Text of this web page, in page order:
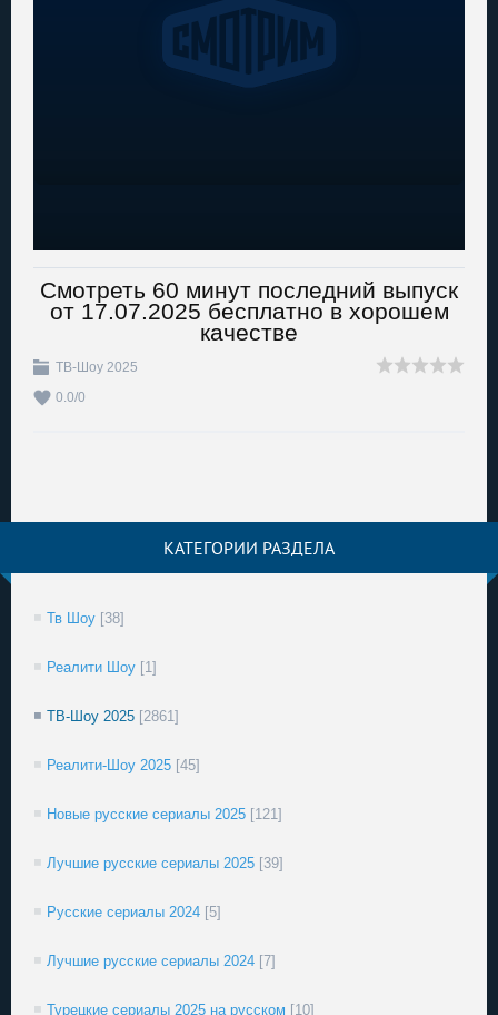
Смотреть 60 минут последний выпуск
от 17.07.2025 бесплатно в хорошем
качестве
ТВ-Шоу 2025
0.0/0
КАТЕГОРИИ РАЗДЕЛА
Тв Шоу [38]
Реалити Шоу [1]
ТВ-Шоу 2025 [2861]
Реалити-Шоу 2025 [45]
Новые русские сериалы 2025 [121]
Лучшие русские сериалы 2025 [39]
Русские сериалы 2024 [5]
Лучшие русские сериалы 2024 [7]
Турецкие сериалы 2025 на русском [10]